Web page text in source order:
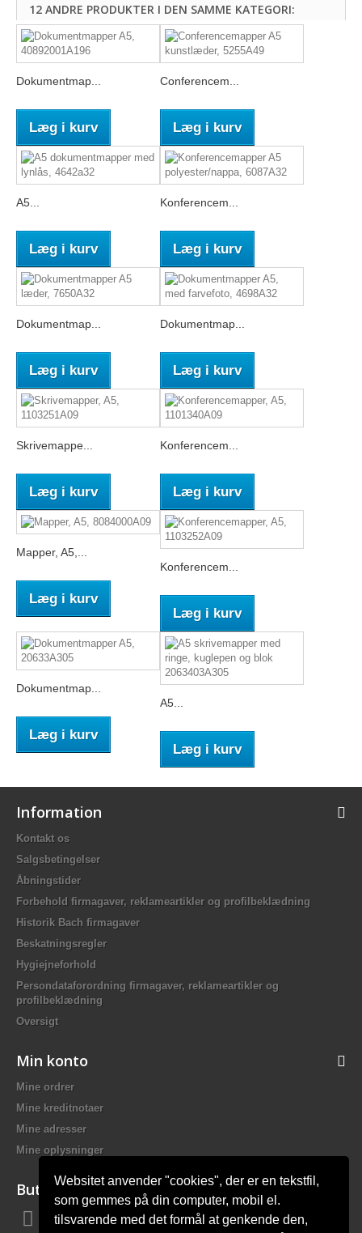
Websitet anvender "cookies", der er en tekstfil,
som gemmes på din computer, mobil el.
tilsvarende med det formål at genkende den,
12 ANDRE PRODUKTER I DEN SAMME KATEGORI:
Dokumentmap...
Læg i kurv
Conferencem...
Læg i kurv
A5...
Læg i kurv
Konferencem...
Læg i kurv
Dokumentmap...
Læg i kurv
Dokumentmap...
Læg i kurv
Skrivemappe...
Læg i kurv
Konferencem...
Læg i kurv
Mapper, A5,...
Læg i kurv
Konferencem...
Læg i kurv
Dokumentmap...
Læg i kurv
A5...
Læg i kurv
Information
Kontakt os
Salgsbetingelser
Åbningstider
Forbehold firmagaver, reklameartikler og profilbeklædning
Historik Bach firmagaver
Beskatningsregler
Hygiejneforhold
Persondataforordning firmagaver, reklameartikler og
profilbeklædning
Oversigt
Min konto
Mine ordrer
Mine kreditnotaer
Mine adresser
Mine oplysninger
Butiksinformation
Bach Promotion, Trafikskolevej 2 7400 Herning Danmark